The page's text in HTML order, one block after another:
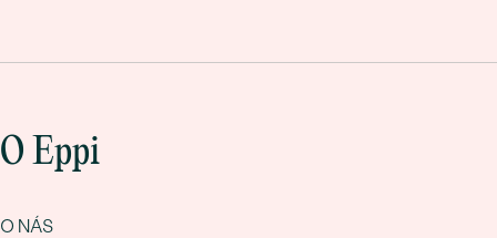
O Eppi
O NÁS